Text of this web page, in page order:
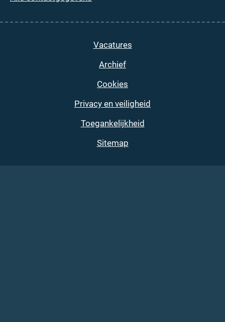
Vacatures
Archief
Cookies
Privacy en veiligheid
Toegankelijkheid
Sitemap